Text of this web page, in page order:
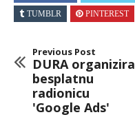
TUMBLR
PINTEREST
Previous Post
DURA organizira
besplatnu
radionicu
'Google Ads'